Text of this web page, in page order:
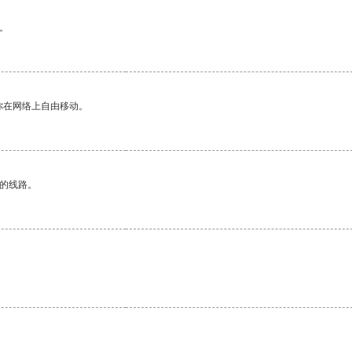
网络上自由移动。
线路。